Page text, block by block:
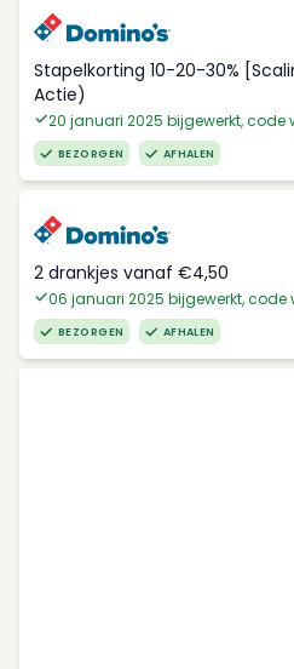
Stapelkorting 10-20-30%
Actie)
20 januari 2025 bijgewerkt, code
BEZORGEN AFHALEN
2 drankjes vanaf €4,50
06 januari 2025 bijgewerkt, code
BEZORGEN AFHALEN